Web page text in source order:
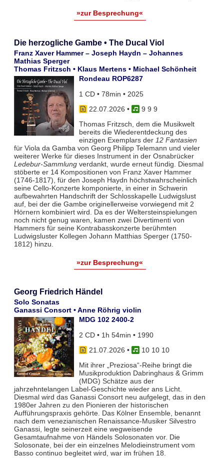
»zur Besprechung«
Die herzogliche Gambe • The Ducal Viol
Franz Xaver Hammer – Joseph Haydn – Johannes
Mathias Sperger
Thomas Fritzsch • Klaus Mertens • Michael Schönheit
Rondeau ROP6287
1 CD • 78min • 2025
22.07.2026 •
9 9 9
Thomas Fritzsch, dem die Musikwelt
bereits die Wiederentdeckung des
einzigen Exemplars der 12 Fantasien
für Viola da Gamba von Georg Philipp Telemann und vieler
weiterer Werke für dieses Instrument in der Osnabrücker
Ledebur-Sammlungverdankt, wurde erneut fündig. Diesmal
stöberte er 14 Kompositionen von Franz Xaver Hammer
(1746-1817), für den Joseph Haydn höchstwahrscheinlich
seine Cello-Konzerte komponierte, in einer in Schwerin
aufbewahrten Handschrift der Schlosskapelle Ludwigslust
auf, bei der die Gambe originellerweise vorwiegend mit 2
Hörnern kombiniert wird. Da es der Weltersteinspielungen
noch nicht genug waren, kamen zwei Divertimenti von
Hammers für seine Kontrabasskonzerte berühmten
Ludwigsluster Kollegen Johann Matthias Sperger (1750-
1812) hinzu.
»zur Besprechung«
Georg Friedrich Händel
Solo Sonatas
Ganassi Consort • Anne Röhrig violin
MDG 102 2400-2
2 CD • 1h 54min • 1990
21.07.2026 •
10 10 10
Mit ihrer „Preziosa“-Reihe bringt die
Musikproduktion Dabringhaus & Grimm
(MDG) Schätze aus der
jahrzehntelangen Label-Geschichte wieder ans Licht.
Diesmal wird das Ganassi Consort neu aufgelegt, das in den
1980er Jahren zu den Pionieren der historischen
Aufführungspraxis gehörte. Das Kölner Ensemble, benannt
nach dem venezianischen Renaissance-Musiker Silvestro
Ganassi, legte seinerzeit eine wegweisende
Gesamtaufnahme von Händels Solosonaten vor. Die
Solosonate, bei der ein einzelnes Melodieinstrument vom
Basso continuo begleitet wird, war im frühen 18.